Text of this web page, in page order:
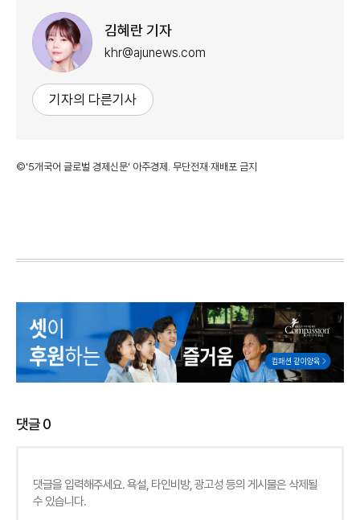
김혜란 기자
khr@ajunews.com
기자의 다른기사
©'5개국어 글로벌 경제신문' 아주경제. 무단전재·재배포 금지
댓글0